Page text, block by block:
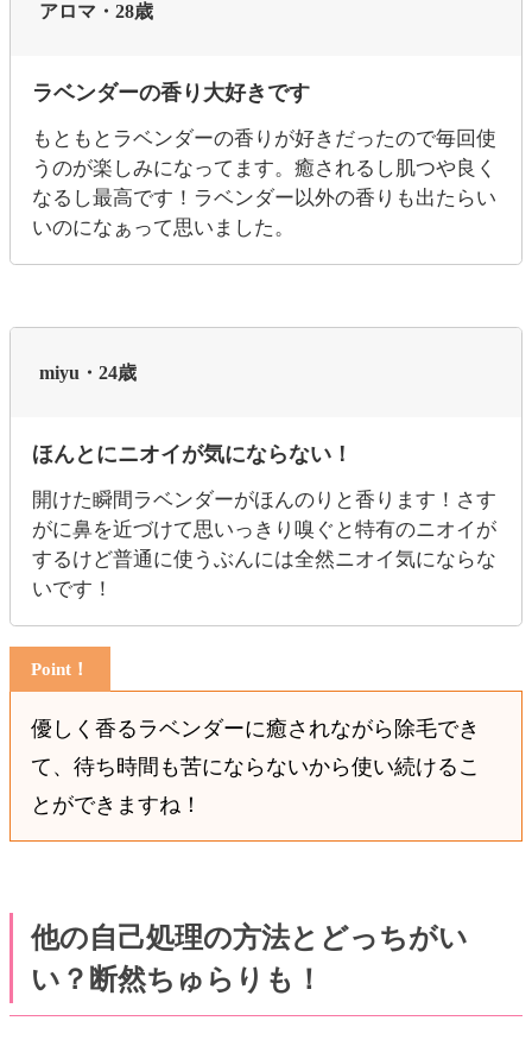
アロマ・28歳
ラベンダーの香り大好きです
もともとラベンダーの香りが好きだったので毎回使
うのが楽しみになってます。癒されるし肌つや良く
なるし最高です！ラベンダー以外の香りも出たらい
いのになぁって思いました。
miyu・24歳
ほんとにニオイが気にならない！
開けた瞬間ラベンダーがほんのりと香ります！さす
がに鼻を近づけて思いっきり嗅ぐと特有のニオイが
するけど普通に使うぶんには全然ニオイ気にならな
いです！
優しく香るラベンダーに癒されながら除毛でき
て、待ち時間も苦にならないから使い続けるこ
とができますね！
他の自己処理の方法とどっちがい
い？断然ちゅらりも！